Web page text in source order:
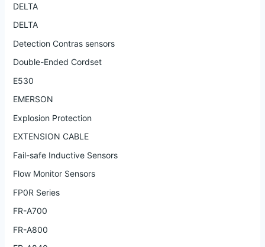
DELTA
DELTA
Detection Contras sensors
Double-Ended Cordset
E530
EMERSON
Explosion Protection
EXTENSION CABLE
Fail-safe Inductive Sensors
Flow Monitor Sensors
FP0R Series
FR-A700
FR-A800